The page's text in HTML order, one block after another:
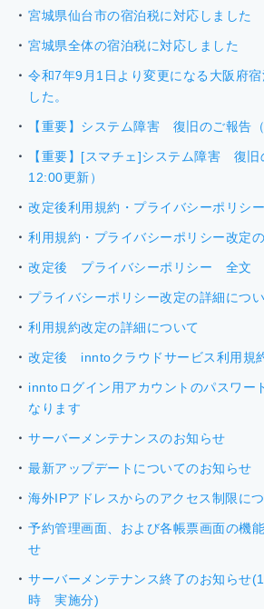
宮城県仙台市の宿泊税に対応しました
宮城県全体の宿泊税に対応しました
令和7年9月1日より変更になる大阪府
した。
【重要】システム障害 復旧のご報告
【重要】[スマチェ]システム障害 復旧
12:00更新）
改定後利用規約・プライバシーポリシ
利用規約・プライバシーポリシー改定
改定後 プライバシーポリシー 全文
プライバシーポリシー改定の詳細につ
利用規約改定の詳細について
改定後 inntoクラウドサービス利用
inntoログイン用アカウントのパスワー
なります
サーバーメンテナンスのお知らせ
最新アップデートについてのお知らせ
海外IPアドレスからのアクセス制限に
予約管理画面、および各帳票画面の機
せ
サーバーメンテナンス終了のお知らせ
時 実施分)